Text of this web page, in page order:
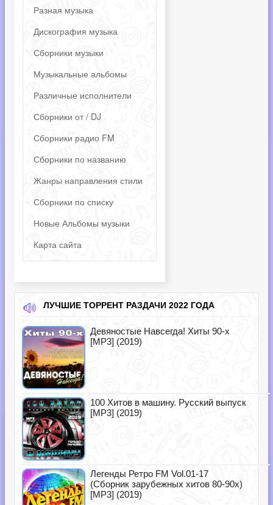
Разная музыка
Дискография музыка
Сборники музыки
Музыкальные альбомы
Различные исполнители
Сборники от / DJ
Сборники радио FM
Сборники по названию
Жанры направления стили
Сборники по списку
Новые Альбомы музыки
Карта сайта
ЛУЧШИЕ ТОРРЕНТ РАЗДАЧИ 2022 ГОДА
Девяностые Навсегда! Хиты 90-х
[MP3] (2019)
100 Хитов в машину. Русский выпуск
[MP3] (2019)
Легенды Ретро FM Vol.01-17
(Сборник зарубежных хитов 80-90х)
[MP3] (2019)